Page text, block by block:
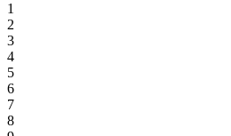
1
2
3
4
5
6
7
8